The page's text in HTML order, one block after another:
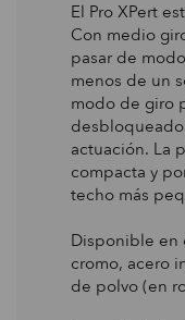
El Pro XPert
Con medio
pasar de
menos de un
modo de giro
actuación. La
compacta y
techo más
Disponible en
cromo, acero
de polvo (en